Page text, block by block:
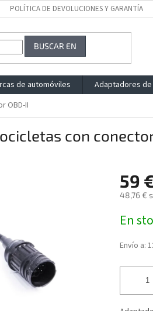
POLÍTICA DE DEVOLUCIONES Y GARANTÍA
BUSCAR EN
de automóviles Adaptadores
OBD-II
con
59
48,76 €
de
medida:
En
Envío a: